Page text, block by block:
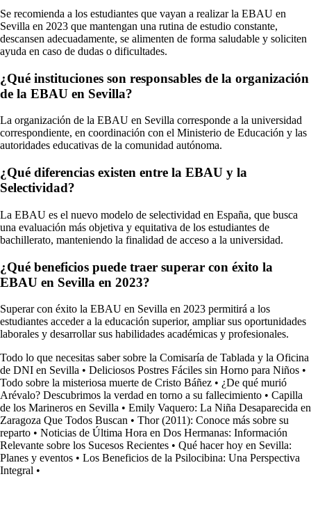
Se recomienda a los estudiantes que vayan a realizar la EBAU en
Sevilla en 2023 que mantengan una rutina de estudio constante,
descansen adecuadamente, se alimenten de forma saludable y soliciten
ayuda en caso de dudas o dificultades.
¿Qué instituciones son responsables de la organización
de la EBAU en Sevilla?
La organización de la EBAU en Sevilla corresponde a la universidad
correspondiente, en coordinación con el Ministerio de Educación y las
autoridades educativas de la comunidad autónoma.
¿Qué diferencias existen entre la EBAU y la
Selectividad?
La EBAU es el nuevo modelo de selectividad en España, que busca
una evaluación más objetiva y equitativa de los estudiantes de
bachillerato, manteniendo la finalidad de acceso a la universidad.
¿Qué beneficios puede traer superar con éxito la
EBAU en Sevilla en 2023?
Superar con éxito la EBAU en Sevilla en 2023 permitirá a los
estudiantes acceder a la educación superior, ampliar sus oportunidades
laborales y desarrollar sus habilidades académicas y profesionales.
Todo lo que necesitas saber sobre la Comisaría de Tablada y la Oficina
de DNI en Sevilla • Deliciosos Postres Fáciles sin Horno para Niños •
Todo sobre la misteriosa muerte de Cristo Báñez • ¿De qué murió
Arévalo? Descubrimos la verdad en torno a su fallecimiento • Capilla
de los Marineros en Sevilla • Emily Vaquero: La Niña Desaparecida en
Zaragoza Que Todos Buscan • Thor (2011): Conoce más sobre su
reparto • Noticias de Última Hora en Dos Hermanas: Información
Relevante sobre los Sucesos Recientes • Qué hacer hoy en Sevilla:
Planes y eventos • Los Beneficios de la Psilocibina: Una Perspectiva
Integral •